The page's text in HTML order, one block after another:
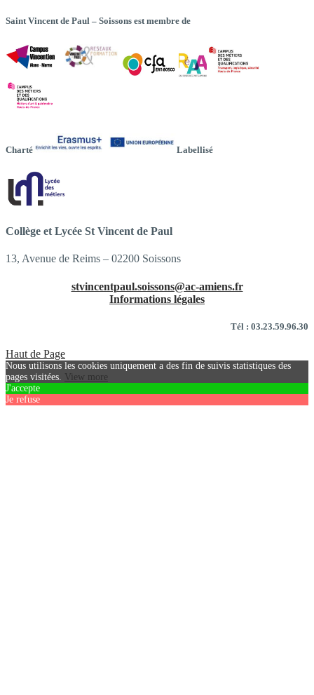
Saint Vincent de Paul – Soissons est membre de
Charté Labellisé
Collège et Lycée St Vincent de Paul
13, Avenue de Reims – 02200 Soissons
stvincentpaul.soissons@ac-amiens.fr
Informations légales
Tél : 03.23.59.96.30
Haut de Page
Nous utilisons les cookies uniquement a des fin de suivis statistiques des
pages visitées. View more
J'accepte
Je refuse